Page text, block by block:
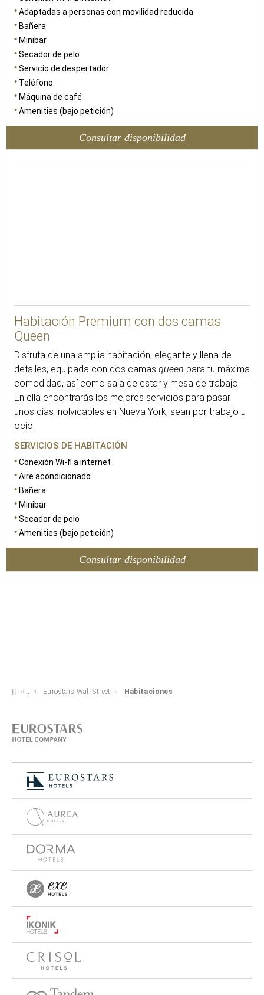
Adaptadas a personas con movilidad reducida
Bañera
Minibar
Secador de pelo
Servicio de despertador
Teléfono
Máquina de café
Amenities (bajo petición)
Consultar disponibilidad
Habitación Premium con dos camas
Queen
Disfruta de una amplia habitación, elegante y llena de
detalles, equipada con dos camas queen para tu máxima
comodidad, así como sala de estar y mesa de trabajo.
En ella encontrarás los mejores servicios para pasar
unos días inolvidables en Nueva York, sean por trabajo u
ocio.
SERVICIOS DE HABITACIÓN
Conexión Wi-fi a internet
Aire acondicionado
Bañera
Minibar
Secador de pelo
Amenities (bajo petición)
Consultar disponibilidad
Eurostars Wall Street Habitaciones